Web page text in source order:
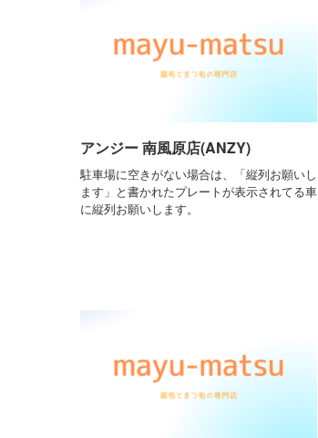
アンジー 南風原店(ANZY)
駐車場に空きがない場合は、「縦列お願いし
ます」と書かれたプレートが表示されてる車
に縦列お願いします。